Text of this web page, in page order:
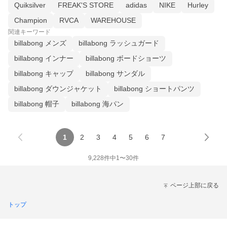
Quiksilver
FREAK'S STORE adidas NIKE
Hurley
Champion
RVCA WAREHOUSE
関連キーワード
billabong メンズ
billabong ラッシュガード
billabong インナー
billabong ボードショーツ
billabong キャップ
billabong サンダル
billabong ダウンジャケット
billabong ショートパンツ
billabong 帽子
billabong 海パン
1 2 3 4 5 6 7
9,228件中1〜30件
ページ上部に戻る
トップ